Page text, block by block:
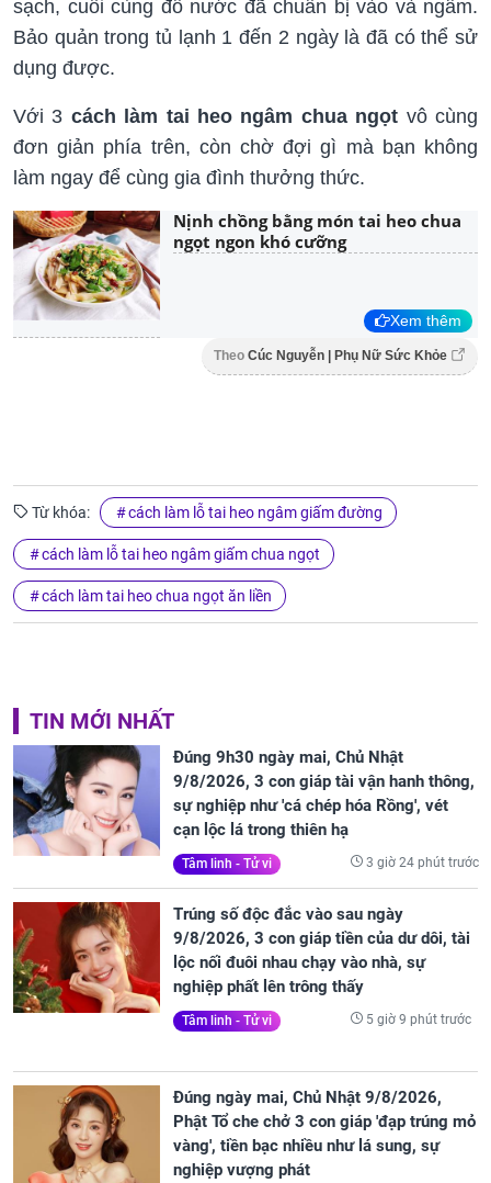
sạch, cuối cùng đổ nước đã chuẩn bị vào và ngâm.
Bảo quản trong tủ lạnh 1 đến 2 ngày là đã có thể sử
dụng được.
Với 3 cách làm tai heo ngâm chua ngọt vô cùng
đơn giản phía trên, còn chờ đợi gì mà bạn không
làm ngay để cùng gia đình thưởng thức.
Nịnh chồng bằng món tai heo chua
ngọt ngon khó cưỡng
Xem thêm
Theo Cúc Nguyễn | Phụ Nữ Sức Khỏe
Từ khóa: cách làm lỗ tai heo ngâm giấm đường
cách làm lỗ tai heo ngâm giấm chua ngọt
cách làm tai heo chua ngọt ăn liền
TIN MỚI NHẤT
Đúng 9h30 ngày mai, Chủ Nhật
9/8/2026, 3 con giáp tài vận hanh thông,
sự nghiệp như 'cá chép hóa Rồng', vét
cạn lộc lá trong thiên hạ
Tâm linh - Tử vi 3 giờ 24 phút trước
Trúng số độc đắc vào sau ngày
9/8/2026, 3 con giáp tiền của dư dôi, tài
lộc nối đuôi nhau chạy vào nhà, sự
nghiệp phất lên trông thấy
Tâm linh - Tử vi 5 giờ 9 phút trước
Đúng ngày mai, Chủ Nhật 9/8/2026,
Phật Tổ che chở 3 con giáp 'đạp trúng mỏ
vàng', tiền bạc nhiều như lá sung, sự
nghiệp vượng phát